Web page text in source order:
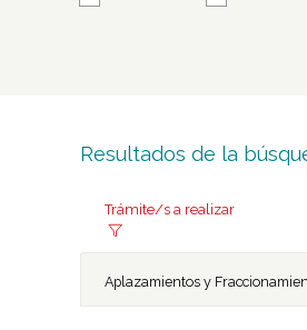
Resultados de la
Trámite/s a realizar
Aplazamientos y